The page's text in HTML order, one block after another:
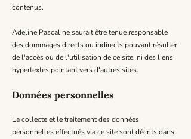
contenus.
Adeline Pascal ne saurait être tenue responsable
des dommages directs ou indirects pouvant résulter
de l'accès ou de l'utilisation de ce site, ni des liens
hypertextes pointant vers d'autres sites.
Données personnelles
La collecte et le traitement des données
personnelles effectués via ce site sont décrits dans